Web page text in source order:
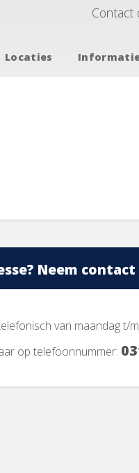
Contact
Locaties
Neem contact
van maandag t/
op telefoonnummer: